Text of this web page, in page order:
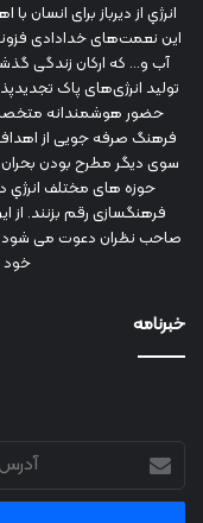
انرژي‌ از دیرباز برای
این نعمت‌های خدادادی
آب و... که ارکان زندگی
تولید انرژی‌های پاک
حضور هوشمندانه
فرهنگ صرفه جویی از اهداف
سوی دیگر مطرح بودن
حوزه های مختلف انرژي
فرهنگسازی رقم بزنند. از
صاحب نظران دعوت می شود
خود
خبرنامه
آدرس
ایمیل
خود